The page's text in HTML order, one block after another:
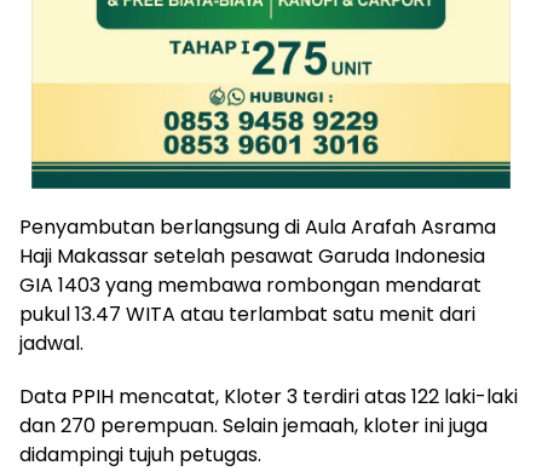
Penyambutan berlangsung di Aula Arafah Asrama
Haji Makassar setelah pesawat Garuda Indonesia
GIA 1403 yang membawa rombongan mendarat
pukul 13.47 WITA atau terlambat satu menit dari
jadwal.
Data PPIH mencatat, Kloter 3 terdiri atas 122 laki-laki
dan 270 perempuan. Selain jemaah, kloter ini juga
didampingi tujuh petugas.